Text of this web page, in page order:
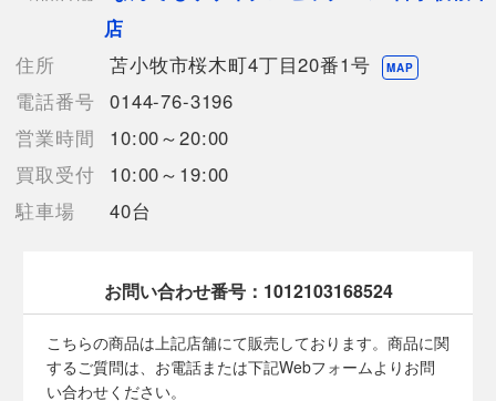
【詳細備考】
バッグ本体にへこんだような癖有。
ヌメ革部分にスレ、シミ、傷有。
金具に傷、色剥がれ有。
ハンドル部分にシミ、スレ、焼け、傷等の使用感、ほつれ有。
バッグ内部に薄汚れ、薄いシミ有。
画像をご参照の上、お気になされる場合はご注意くださいませ。
その他目立つダメージは見受けられませんでした。
専門的な視点からの確認ではございませんので、何卒ご了承くだ
【使用予定配送業者】佐川急便 飛脚宅配便100サイズ
【こちらの商品は在庫連動システムを導入し、店頭や他ネットシ
ョップと併売を行なっておりますが、
店
住所
苫小牧市桜木町4丁目20番1号 MAP
電話番号 0144-76-3196
営業時間
10:00～20:00
買取受付
10:00～19:00
駐車場
40台
お問い合わせ番号： 1012103168524
こちらの商品は上記店舗にて販売しております。商品に関
するご質問は、お電話または下記Webフォームよりお問
い合わせください。